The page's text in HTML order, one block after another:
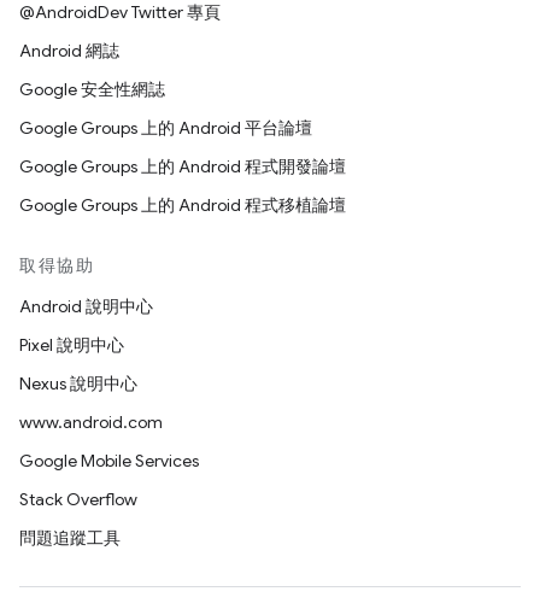
@AndroidDev Twitter 專頁
Android 網誌
Google 安全性網誌
Google Groups 上的 Android 平台論壇
Google Groups 上的 Android 程式開發論壇
Google Groups 上的 Android 程式移植論壇
取得協助
Android 說明中心
Pixel 說明中心
Nexus 說明中心
www.android.com
Google Mobile Services
Stack Overflow
問題追蹤工具